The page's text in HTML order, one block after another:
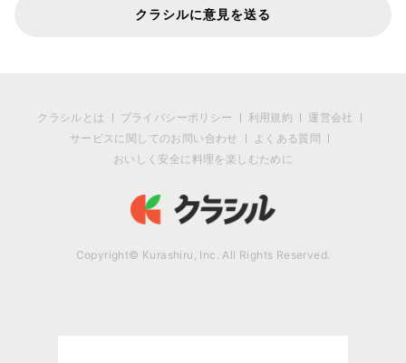
クラシルに意見を送る
クラシルとは プライバシーポリシー 利用規約
運営会社
サービスに関してのお問い合わせ
よくある質問
おいしく安全に料理を楽しむために
Copyright© Kurashiru, Inc. All Rights Reserved.